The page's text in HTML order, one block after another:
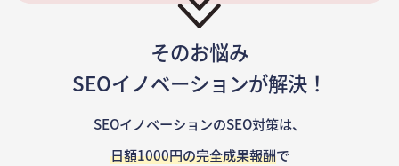
そのお悩み
SEOイノベーションが解決！
SEOイノベーションのSEO対策は、
日額1000円の完全成果報酬で